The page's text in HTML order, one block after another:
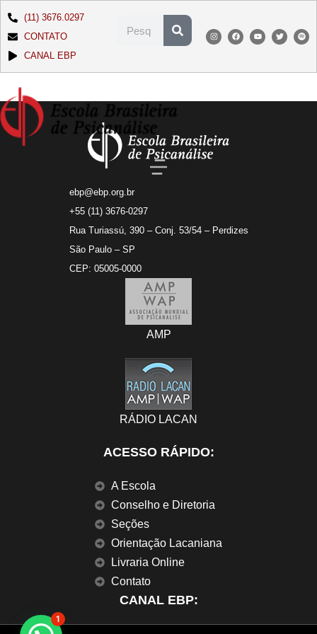
(11) 3676.0297
CONTATO
CANAL EBP
ebp@ebp.org.br
+55 (11) 3676-0297
Rua Turiassú, 390 – Conj. 53/54 – Perdizes
São Paulo – SP
CEP: 05005-0000
AMP
RÁDIO LACAN
ACESSO RÁPIDO:
A Escola
Conselho e Diretoria
Seções
Orientação Lacaniana
Livraria Online
Contato
CANAL EBP:
1